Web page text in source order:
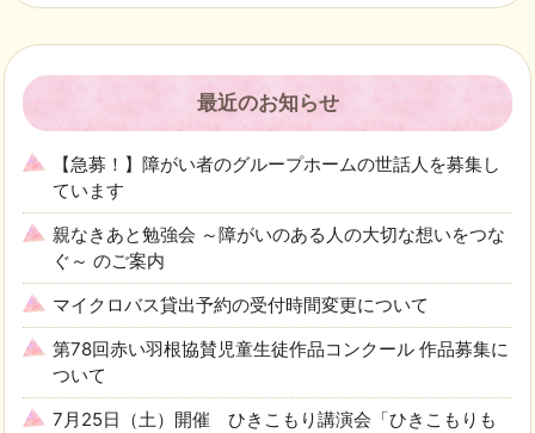
最近のお知らせ
【急募！】障がい者のグループホームの世話人を募集し
ています
親なきあと勉強会 ～障がいのある人の大切な想いをつな
ぐ～ のご案内
マイクロバス貸出予約の受付時間変更について
第78回赤い羽根協賛児童生徒作品コンクール 作品募集に
ついて
7月25日（土）開催 ひきこもり講演会「ひきこもりも